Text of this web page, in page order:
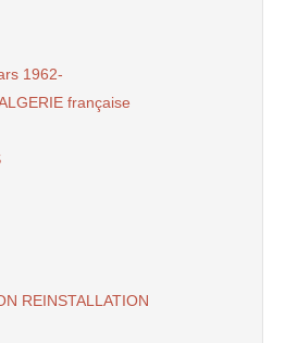
1962-
française
REINSTALLATION